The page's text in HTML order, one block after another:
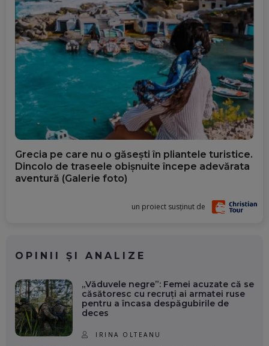
Grecia pe care nu o găsești în pliantele turistice.
Dincolo de traseele obișnuite începe adevărata
aventură (Galerie foto)
un proiect susținut de
OPINII ȘI ANALIZE
„Văduvele negre”: Femei acuzate că se
căsătoresc cu recruți ai armatei ruse
pentru a încasa despăgubirile de
deces
IRINA OLTEANU